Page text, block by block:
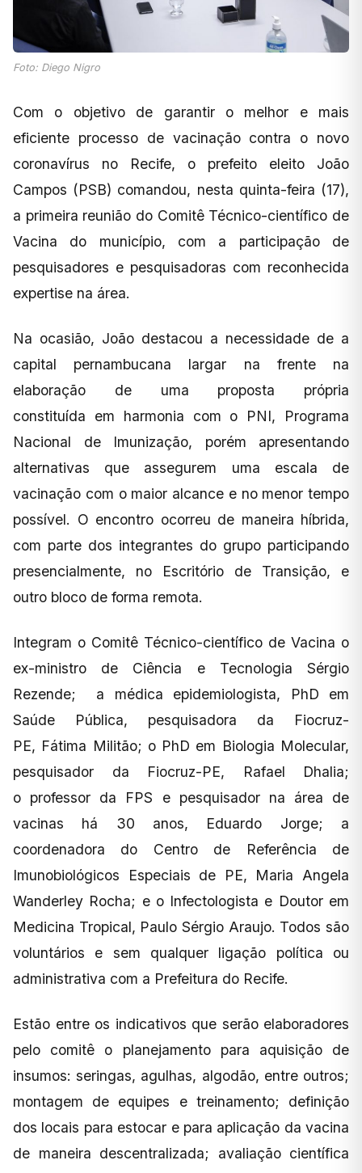
Foto: Diego Nigro
Com o objetivo de garantir o melhor e mais
eficiente processo de vacinação contra o novo
coronavírus no Recife, o prefeito eleito João
Campos (PSB) comandou, nesta quinta-feira (17),
a primeira reunião do Comitê Técnico-científico de
Vacina do município, com a participação de
pesquisadores e pesquisadoras com reconhecida
expertise na área.
Na ocasião, João destacou a necessidade de a
capital pernambucana largar na frente na
elaboração de uma proposta própria
constituída em harmonia com o PNI, Programa
Nacional de Imunização, porém apresentando
alternativas que assegurem uma escala de
vacinação com o maior alcance e no menor tempo
possível. O encontro ocorreu de maneira híbrida,
com parte dos integrantes do grupo participando
presencialmente, no Escritório de Transição, e
outro bloco de forma remota.
Integram o Comitê Técnico-científico de Vacina o
ex-ministro de Ciência e Tecnologia Sérgio
Rezende; a médica epidemiologista, PhD em
Saúde Pública, pesquisadora da Fiocruz-
PE, Fátima Militão; o PhD em Biologia Molecular,
pesquisador da Fiocruz-PE, Rafael Dhalia;
o professor da FPS e pesquisador na área de
vacinas há 30 anos, Eduardo Jorge; a
coordenadora do Centro de Referência de
Imunobiológicos Especiais de PE, Maria Angela
Wanderley Rocha; e o Infectologista e Doutor em
Medicina Tropical, Paulo Sérgio Araujo. Todos são
voluntários e sem qualquer ligação política ou
administrativa com a Prefeitura do Recife.
Estão entre os indicativos que serão elaboradores
pelo comitê o planejamento para aquisição de
insumos: seringas, agulhas, algodão, entre outros;
montagem de equipes e treinamento; definição
dos locais para estocar e para aplicação da vacina
de maneira descentralizada; avaliação científica